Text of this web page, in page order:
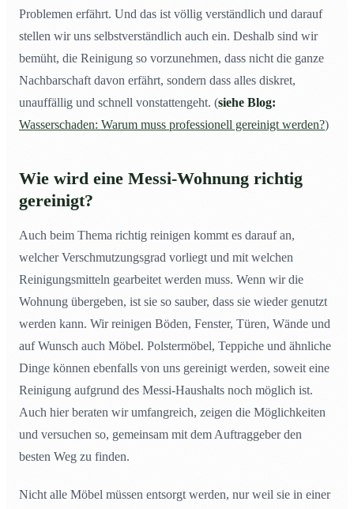
Problemen erfährt. Und das ist völlig verständlich und darauf
stellen wir uns selbstverständlich auch ein. Deshalb sind wir
bemüht, die Reinigung so vorzunehmen, dass nicht die ganze
Nachbarschaft davon erfährt, sondern dass alles diskret,
unauffällig und schnell vonstattengeht. (siehe Blog:
Wasserschaden: Warum muss professionell gereinigt werden?)
Wie wird eine Messi-Wohnung richtig
gereinigt?
Auch beim Thema richtig reinigen kommt es darauf an,
welcher Verschmutzungsgrad vorliegt und mit welchen
Reinigungsmitteln gearbeitet werden muss. Wenn wir die
Wohnung übergeben, ist sie so sauber, dass sie wieder genutzt
werden kann. Wir reinigen Böden, Fenster, Türen, Wände und
auf Wunsch auch Möbel. Polstermöbel, Teppiche und ähnliche
Dinge können ebenfalls von uns gereinigt werden, soweit eine
Reinigung aufgrund des Messi-Haushalts noch möglich ist.
Auch hier beraten wir umfangreich, zeigen die Möglichkeiten
und versuchen so, gemeinsam mit dem Auftraggeber den
besten Weg zu finden.
Nicht alle Möbel müssen entsorgt werden, nur weil sie in einer